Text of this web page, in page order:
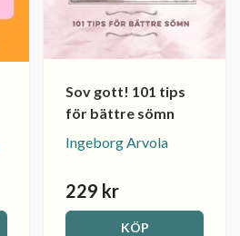
Sov gott! 101 tips
för bättre sömn
Ingeborg Arvola
229 kr
KÖP